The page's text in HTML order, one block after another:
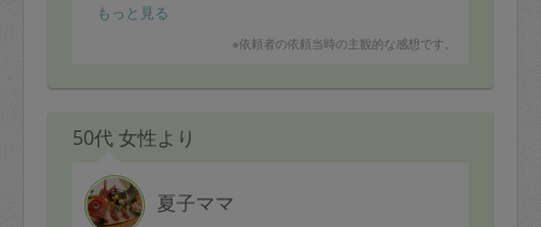
とても朗らかで穏やかな方です。
メニューはこちらからお願いし、今回はバターチキンカ
た。
とてもとても楽しく美味しかったようで、子供たちから
言われました。
私たちも頂きましたが、温かく誠実なお味で美味しいの
もっと見る
※依頼者の依頼当時の主観的な感想です。
50代 女性より
夏子ママ